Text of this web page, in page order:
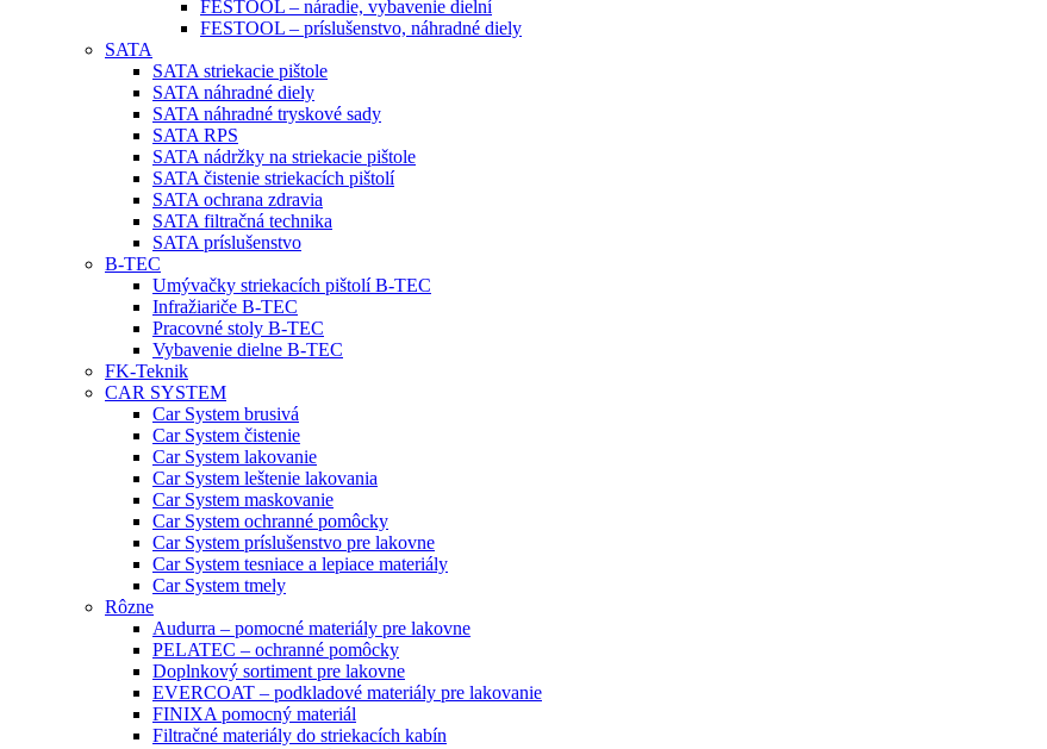
FESTOOL – náradie, vybavenie dielní
FESTOOL – príslušenstvo, náhradné diely
SATA
SATA striekacie pištole
SATA náhradné diely
SATA náhradné tryskové sady
SATA RPS
SATA nádržky na striekacie pištole
SATA čistenie striekacích pištolí
SATA ochrana zdravia
SATA filtračná technika
SATA príslušenstvo
B-TEC
Umývačky striekacích pištolí B-TEC
Infražiariče B-TEC
Pracovné stoly B-TEC
Vybavenie dielne B-TEC
FK-Teknik
CAR SYSTEM
Car System brusivá
Car System čistenie
Car System lakovanie
Car System leštenie lakovania
Car System maskovanie
Car System ochranné pomôcky
Car System príslušenstvo pre lakovne
Car System tesniace a lepiace materiály
Car System tmely
Rôzne
Audurra – pomocné materiály pre lakovne
PELATEC – ochranné pomôcky
Doplnkový sortiment pre lakovne
EVERCOAT – podkladové materiály pre lakovanie
FINIXA pomocný materiál
Filtračné materiály do striekacích kabín